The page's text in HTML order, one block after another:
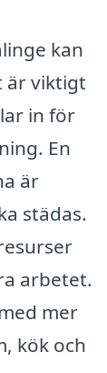
kan
är viktigt
in för
En
är
städas.
arbetet.
mer
kök och